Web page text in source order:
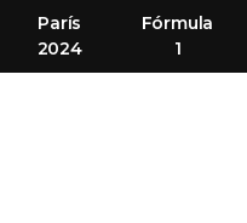
París
2024
Fórmula
1